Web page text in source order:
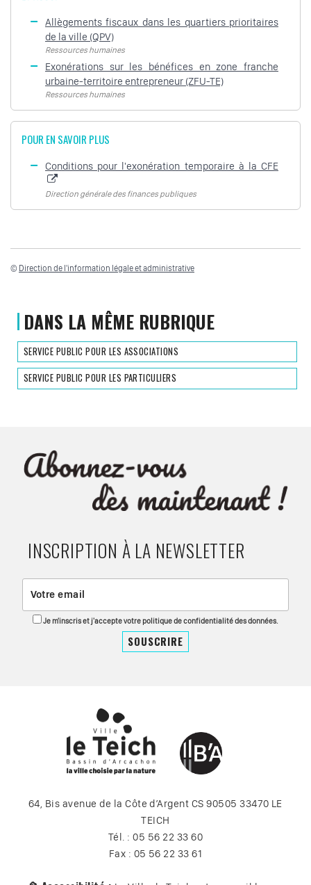
Allègements fiscaux dans les quartiers prioritaires
de la ville (QPV)
Ressources humaines
Exonérations sur les bénéfices en zone franche
urbaine-territoire entrepreneur (ZFU-TE)
Ressources humaines
POUR EN SAVOIR PLUS
Conditions pour l'exonération temporaire à la CFE
Direction générale des finances publiques
© Direction de l'information légale et administrative
DANS LA MÊME RUBRIQUE
SERVICE PUBLIC POUR LES ASSOCIATIONS
SERVICE PUBLIC POUR LES PARTICULIERS
INSCRIPTION À LA NEWSLETTER
Je m'inscris et j'accepte votre politique de confidentialité des données.
64, Bis avenue de la Côte d’Argent CS 90505 33470 LE
TEICH
Tél. : 05 56 22 33 60
Fax : 05 56 22 33 61